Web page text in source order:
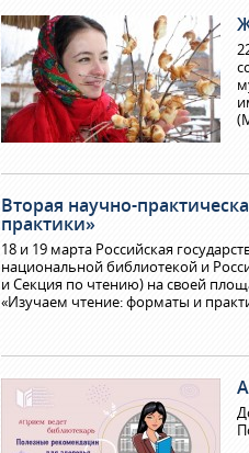
Вторая научно-
практики»
18 и 19 марта Российская
национальной библиотекой и
и Секция по чтению) на своей
«Изучаем чтение: форматы и